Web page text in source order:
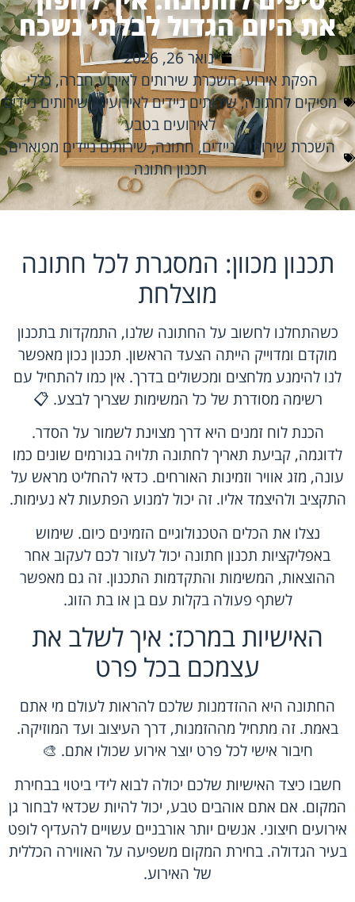
את היום הגדול לבלתי נשכח
ינואר 26, 2026
הפקת אירוע,השכרת שירותים לאירוע חברה,כללי,
מפיקים לחתונה,שירותים ניידים לאירועים,שירותים ניידים
לאירועים בטבע
השכרת שירותים ניידים, חתונה,שירותים ניידים מפוארים,
תכנון חתונה
תכנון מכוון: המסגרת לכל חתונה
מוצלחת
כשהתחלנו לחשוב על החתונה שלנו, התמקדות בתכנון
מוקדם ומדוייק הייתה הצעד הראשון. תכנון נכון מאפשר
לנו להימנע מלחצים ומכשולים בדרך. אין כמו להתחיל עם
רשימה מסודרת של כל המשימות שצריך לבצע. 📋
הכנת לוח זמנים היא דרך מצוינת לשמור על הסדר.
לדוגמה, קביעת תאריך לחתונה תלויה בגורמים שונים כמו
עונה, מזג אוויר וזמינות האורחים. כדאי להחליט מראש על
התקציב ולהיצמד אליו. זה יכול למנוע הפתעות לא נעימות.
נצלו את הכלים הטכנולוגיים הזמינים כיום. שימוש
באפליקציות תכנון חתונה יכול לעזור לכם לעקוב אחר
ההוצאות, המשימות והתקדמות התכנון. זה גם מאפשר
לשתף פעולה בקלות עם בן או בת הזוג.
האישיות במרכז: איך לשלב את
עצמכם בכל פרט
החתונה היא ההזדמנות שלכם להראות לעולם מי אתם
באמת. זה מתחיל מההזמנות, דרך העיצוב ועד המוזיקה.
חיבור אישי לכל פרט יוצר אירוע שכולו אתם. 🎨
חשבו כיצד האישיות שלכם יכולה לבוא לידי ביטוי בבחירת
המקום. אם אתם אוהבים טבע, יכול להיות שכדאי לבחור גן
אירועים חיצוני. אנשים יותר אורבניים עשויים להעדיף לופט
בעיר הגדולה. בחירת המקום משפיעה על האווירה הכללית
של האירוע.